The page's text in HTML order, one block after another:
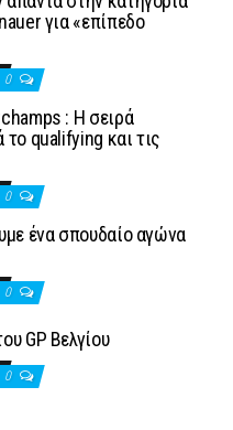
για «επίπεδο
0
: Η σειρά
το qualifying και τις
0
ένα σπουδαίο αγώνα
0
GP Βελγίου
0